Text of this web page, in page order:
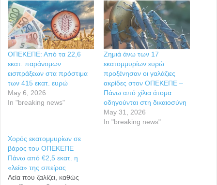
ΟΠΕΚΕΠΕ: Από τα 22,6
εκατ. παράνομων
εισπράξεων στα πρόστιμα
των 415 εκατ. ευρώ
May 6, 2026
In "breaking news"
Ζημιά άνω των 17
εκατομμυρίων ευρώ
προξένησαν οι γαλάζιες
ακρίδες στον ΟΠΕΚΕΠΕ –
Πάνω από χίλια άτομα
οδηγούνται στη δικαιοσύνη
May 31, 2026
In "breaking news"
Χορός εκατομμυρίων σε
βάρος του ΟΠΕΚΕΠΕ –
Πάνω από €2,5 εκατ. η
«λεία» της σπείρας
Λεία που ζαλίζει, καθώς